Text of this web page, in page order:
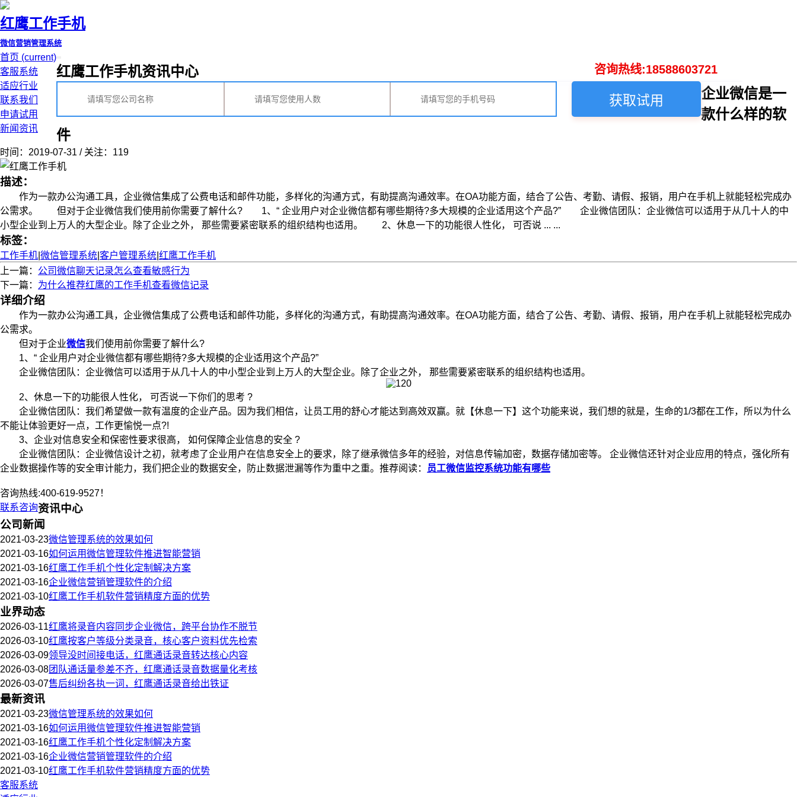
红鹰工作手机
微信营销管理系统
首页 (current)
客服系统
适应行业
联系我们
申请试用
新闻资讯
咨询热线:18588603721
红鹰工作手机资讯中心
获取试用
企业微信是一
款什么样的软
件
时间：2019-07-31 / 关注：119
描述：
作为一款办公沟通工具，企业微信集成了公费电话和邮件功能，多样化的沟通方式，有助提高沟通效率。在OA功能方面，结合了公告、考勤、请假、报销，用户在手机上就能轻松完成办
公需求。 但对于企业微信我们使用前你需要了解什么? 1、“ 企业用户对企业微信都有哪些期待?多大规模的企业适用这个产品?” 企业微信团队：企业微信可以适用于从几十人的中
小型企业到上万人的大型企业。除了企业之外， 那些需要紧密联系的组织结构也适用。 2、休息一下的功能很人性化， 可否说 ... ...
标签：
工作手机 微信管理系统 客户管理系统 红鹰工作手机
上一篇： 公司微信聊天记录怎么查看敏感行为
下一篇： 为什么推荐红鹰的工作手机查看微信记录
详细介绍
作为一款办公沟通工具，企业微信集成了公费电话和邮件功能，多样化的沟通方式，有助提高沟通效率。在OA功能方面，结合了公告、考勤、请假、报销，用户在手机上就能轻松完成办
公需求。
但对于企业微信我们使用前你需要了解什么?
1、“ 企业用户对企业微信都有哪些期待?多大规模的企业适用这个产品?”
企业微信团队：企业微信可以适用于从几十人的中小型企业到上万人的大型企业。除了企业之外， 那些需要紧密联系的组织结构也适用。
2、休息一下的功能很人性化， 可否说一下你们的思考 ?
企业微信团队：我们希望做一款有温度的企业产品。因为我们相信，让员工用的舒心才能达到高效双赢。就【休息一下】这个功能来说，我们想的就是，生命的1/3都在工作，所以为什么
不能让体验更好一点，工作更愉悦一点?!
3、企业对信息安全和保密性要求很高， 如何保障企业信息的安全 ?
企业微信团队：企业微信设计之初，就考虑了企业用户在信息安全上的要求，除了继承微信多年的经验，对信息传输加密，数据存储加密等。 企业微信还针对企业应用的特点，强化所有
企业数据操作等的安全审计能力，我们把企业的数据安全，防止数据泄漏等作为重中之重。推荐阅读：
员工微信监控系统功能有哪些
咨询热线:400-619-9527！
联系咨询资讯中心
公司新闻
2021-03-23微信管理系统的效果如何
2021-03-16如何运用微信管理软件推进智能营销
2021-03-16红鹰工作手机个性化定制解决方案
2021-03-16企业微信营销管理软件的介绍
2021-03-10红鹰工作手机软件营销精度方面的优势
业界动态
2026-03-11红鹰将录音内容同步企业微信，跨平台协作不脱节
2026-03-10红鹰按客户等级分类录音，核心客户资料优先检索
2026-03-09领导没时间接电话，红鹰通话录音转达核心内容
2026-03-08团队通话量参差不齐，红鹰通话录音数据量化考核
2026-03-07售后纠纷各执一词，红鹰通话录音给出铁证
最新资讯
2021-03-23微信管理系统的效果如何
2021-03-16如何运用微信管理软件推进智能营销
2021-03-16红鹰工作手机个性化定制解决方案
2021-03-16企业微信营销管理软件的介绍
2021-03-10红鹰工作手机软件营销精度方面的优势
客服系统